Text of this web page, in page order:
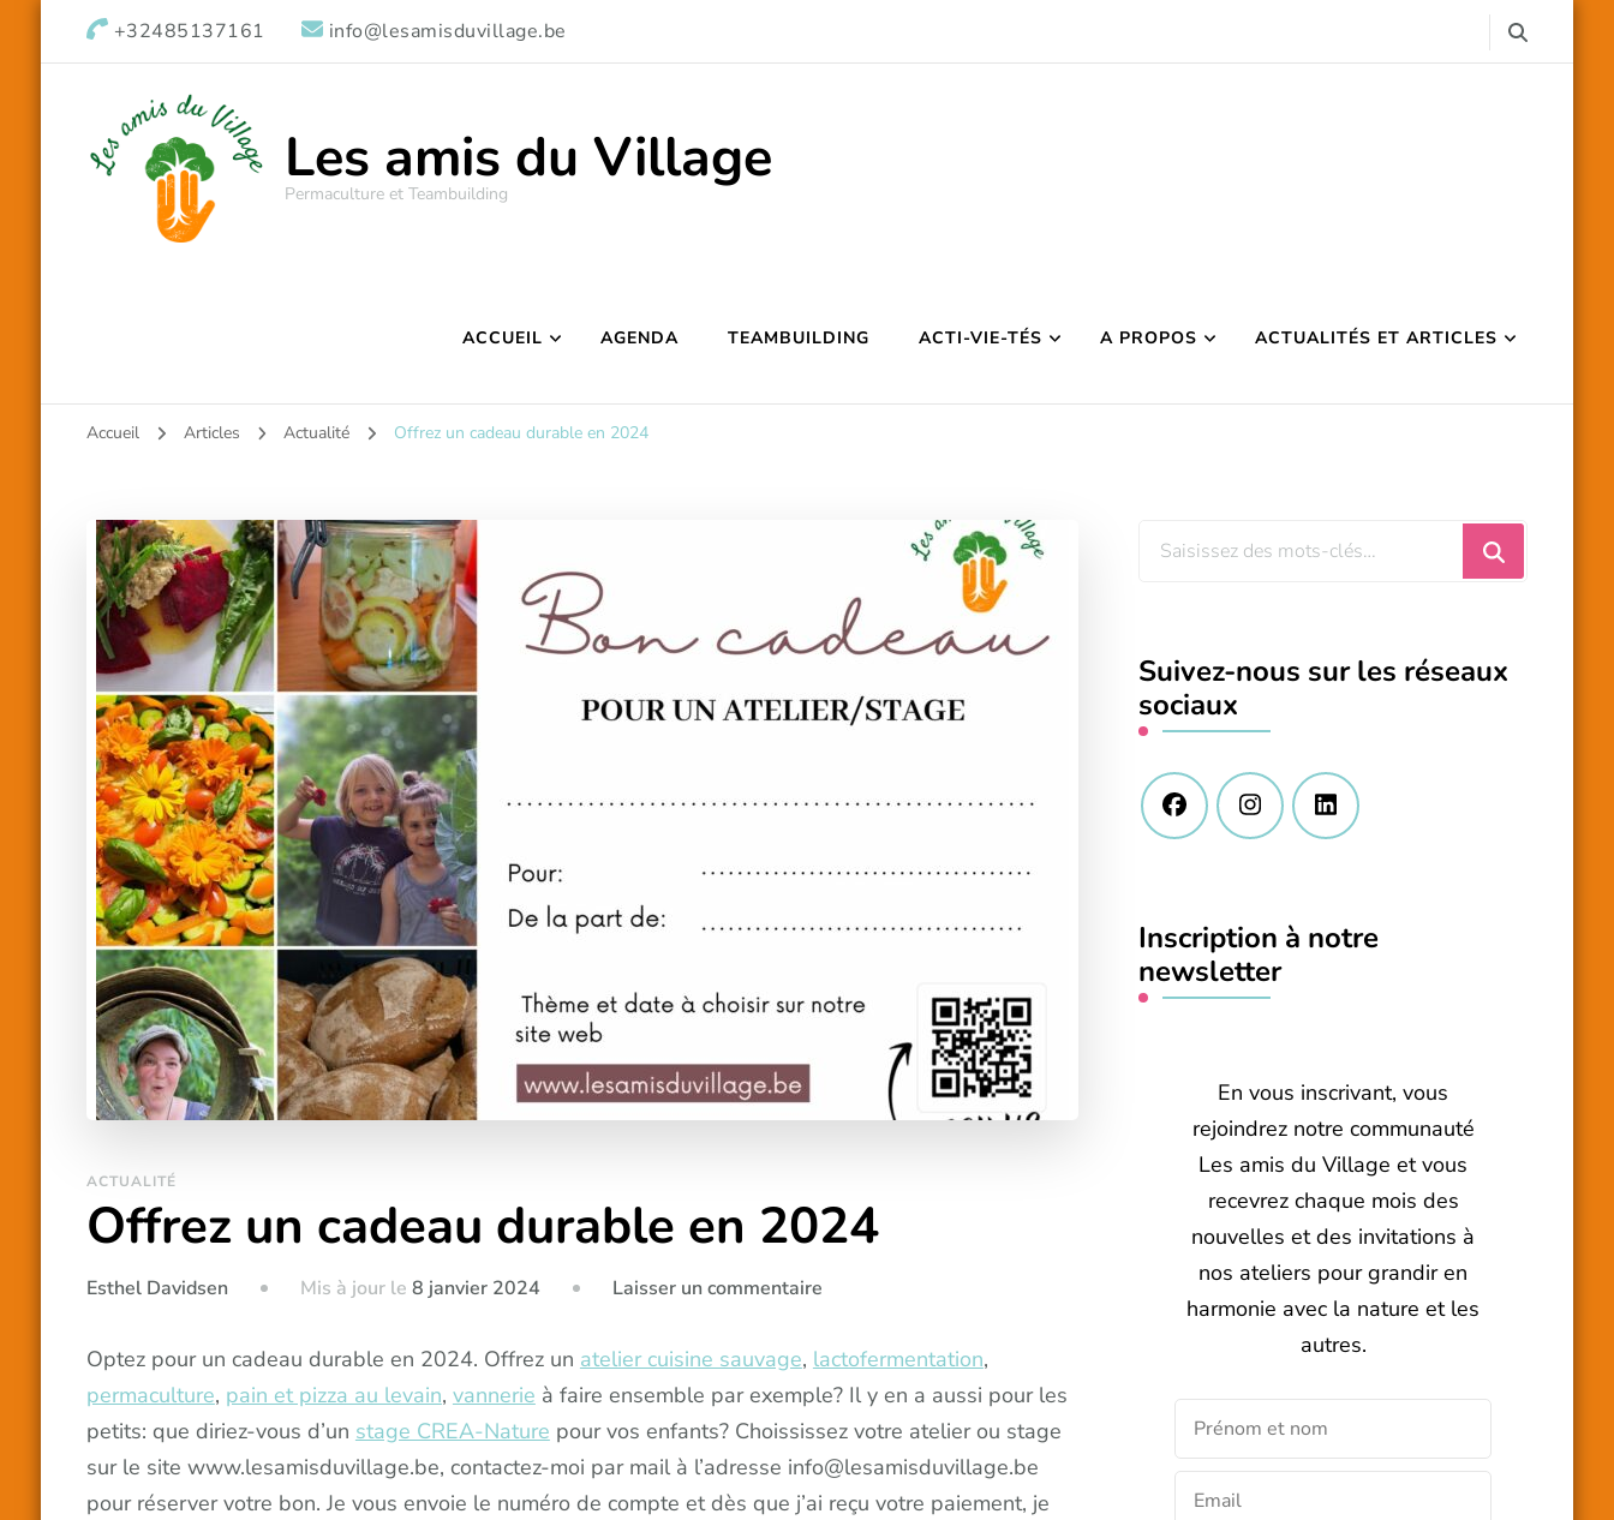
+32485137161 info@lesamisduvillage.be
Les amis du Village
Permaculture et Teambuilding
ACCUEIL AGENDA TEAMBUILDING ACTI-VIE-TÉS A PROPOS ACTUALITÉS ET ARTICLES
Accueil Articles Actualité Offrez un cadeau durable en 2024
ACTUALITÉ
Offrez un cadeau durable en 2024
Esthel Davidsen Mis à jour le 8 janvier 2024 Laisser un commentairesur
un
cadeau
2024
Optez pour un cadeau durable en 2024. Offrez un atelier cuisine sauvage, lactofermentation,
permaculture, pain et pizza au levain, vannerie à faire ensemble par exemple? Il y en a aussi pour les
petits: que diriez-vous d’un stage CREA-Nature pour vos enfants? Choississez votre atelier ou stage
sur le site www.lesamisduvillage.be, contactez-moi par mail à l’adresse info@lesamisduvillage.be
pour réserver votre bon. Je vous envoie le numéro de compte et dès que j’ai reçu votre paiement, je
Vous
?
Suivez-nous sur les réseaux
sociaux
Inscription à notre
newsletter
En vous inscrivant, vous
rejoindrez notre communauté
Les amis du Village et vous
recevrez chaque mois des
nouvelles et des invitations à
nos ateliers pour grandir en
harmonie avec la nature et les
autres.